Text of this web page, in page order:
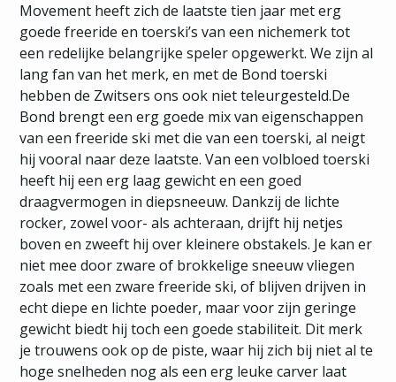
Movement heeft zich de laatste tien jaar met erg
goede freeride en toerski’s van een nichemerk tot
een redelijke belangrijke speler opgewerkt. We zijn al
lang fan van het merk, en met de Bond toerski
hebben de Zwitsers ons ook niet teleurgesteld.De
Bond brengt een erg goede mix van eigenschappen
van een freeride ski met die van een toerski, al neigt
hij vooral naar deze laatste. Van een volbloed toerski
heeft hij een erg laag gewicht en een goed
draagvermogen in diepsneeuw. Dankzij de lichte
rocker, zowel voor- als achteraan, drijft hij netjes
boven en zweeft hij over kleinere obstakels. Je kan er
niet mee door zware of brokkelige sneeuw vliegen
zoals met een zware freeride ski, of blijven drijven in
echt diepe en lichte poeder, maar voor zijn geringe
gewicht biedt hij toch een goede stabiliteit. Dit merk
je trouwens ook op de piste, waar hij zich bij niet al te
hoge snelheden nog als een erg leuke carver laat